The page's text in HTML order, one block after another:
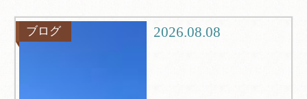
グルメ
ブログ 2026.08.08